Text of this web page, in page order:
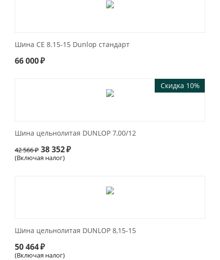
Шина СЕ 8.15-15 Dunlop стандарт
66 000₽
Скидка 10%
Шина цельнолитая DUNLOP 7,00/12
42 566₽ 38 352₽
(Включая налог)
Шина цельнолитая DUNLOP 8,15-15
50 464₽
(Включая налог)